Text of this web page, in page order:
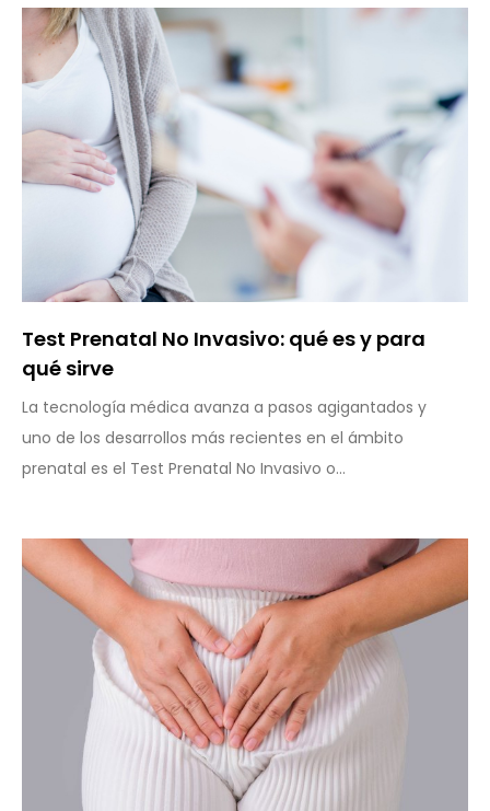
Test Prenatal No Invasivo: qué es y para
qué sirve
La tecnología médica avanza a pasos agigantados y
uno de los desarrollos más recientes en el ámbito
prenatal es el Test Prenatal No Invasivo o...